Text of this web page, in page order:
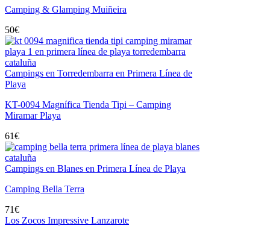
Camping & Glamping Muiñeira
50€
Campings en Torredembarra en Primera Línea de
Playa
KT-0094 Magnífica Tienda Tipi – Camping
Miramar Playa
61€
Campings en Blanes en Primera Línea de Playa
Camping Bella Terra
71€
Los Zocos Impressive Lanzarote